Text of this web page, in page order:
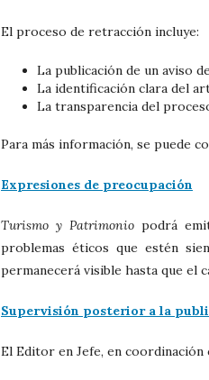
El proceso de retracción incluye:
La publicación de un aviso
La identificación clara del
La transparencia del
Para más información, se puede
Expresiones de preocupación
Turismo y Patrimonio podrá
problemas éticos que estén
permanecerá visible hasta que el
Supervisión posterior a la
El Editor en Jefe, en